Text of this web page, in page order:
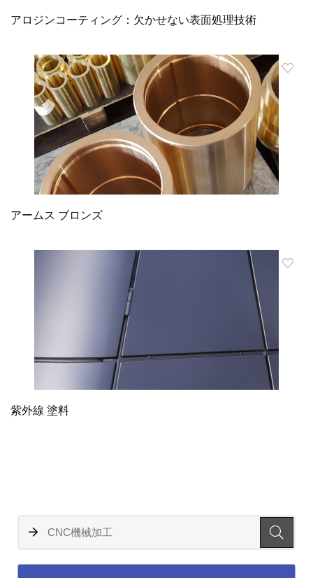
アロジンコーティング：欠かせない表面処理技術
アームス ブロンズ
紫外線 塗料